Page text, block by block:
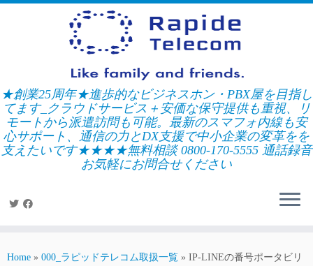
Skip
★創業25周年★進歩的なビジネスホン・PBX屋を目指し
てます_クラウドサービス＋安価な保守提供も重視、リ
モートから派遣訪問も可能。最新のスマフォ内線も安
心サポート、通信の力とDX支援で中小企業の変革をを
支えたいです★★★★無料相談 0800-170-5555 通話録音
お気軽にお問合せください
Home » 000_ラピッドテレコム取扱一覧 » IP-LINEの番号ポータビリ